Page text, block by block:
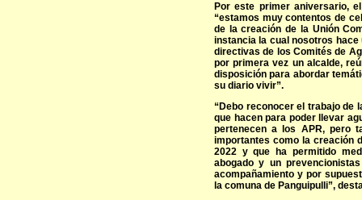
Por este primer aniversario,
“estamos muy contentos de
de la creación de la Unión
instancia la cual nosotros
directivas de los Comités de
por primera vez un alcalde,
disposición para abordar
su diario vivir”.
“Debo reconocer el trabajo de
que hacen para poder llevar
pertenecen a los APR, pero
importantes como la creación
2022 y que ha permitido
abogado y un
acompañamiento y por
la comuna de Panguipulli”,